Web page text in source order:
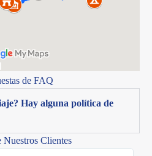
de FAQ
Hay alguna política de
Nuestros Clientes